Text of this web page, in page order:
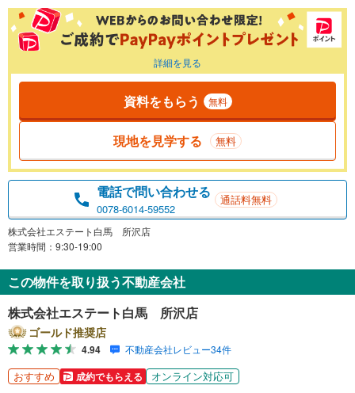
詳細を見る
資料をもらう 無料
現地を見学する 無料
電話で問い合わせる
0078-6014-59552
通話料無料
株式会社エステート白馬 所沢店
営業時間：9:30-19:00
この物件を取り扱う不動産会社
株式会社エステート白馬 所沢店
ゴールド推奨店
4.94 不動産会社レビュー34件
おすすめ 成約でもらえる オンライン対応可